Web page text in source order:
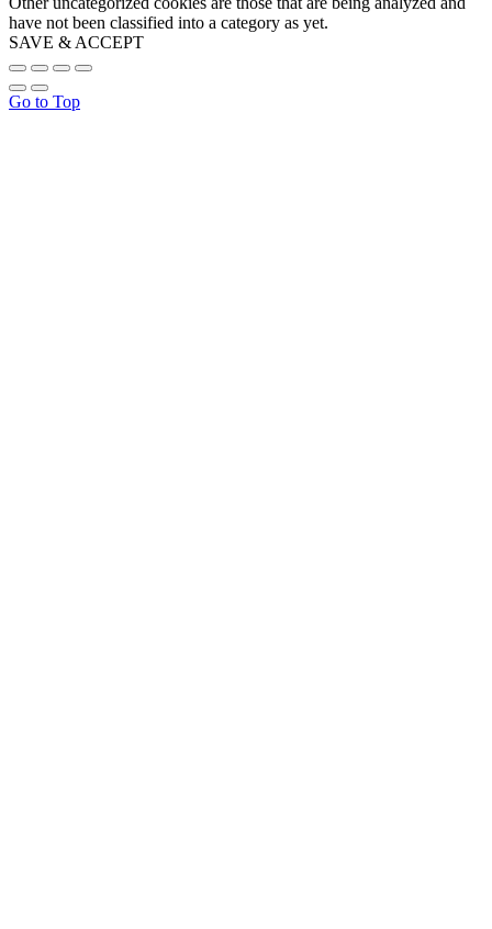
have not been classified into a category as yet.
SAVE & ACCEPT
Go to Top